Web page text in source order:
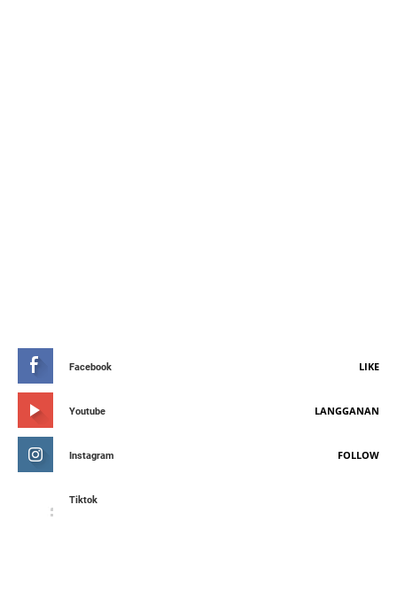
Facebook LIKE
Youtube LANGGANAN
Instagram FOLLOW
Tiktok